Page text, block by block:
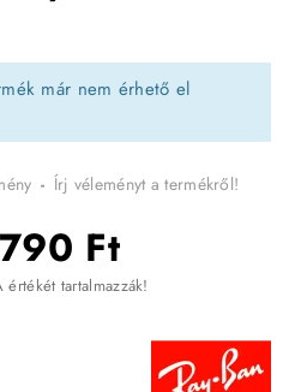
már nem érhető el
- Írj véleményt a termékről!
Ft
tartalmazzák!